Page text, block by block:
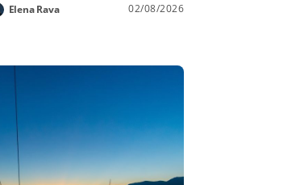
Elena Rava 02/08/2026